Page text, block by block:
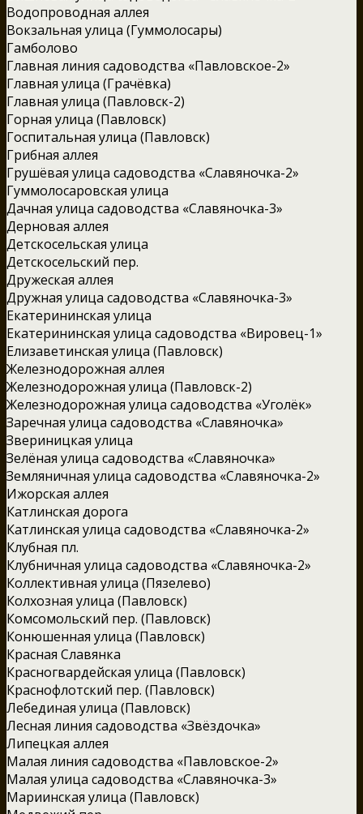
Водопроводная аллея
Вокзальная улица (Гуммолосары)
Гамболово
Главная линия садоводства «Павловское-2»
Главная улица (Грачёвка)
Главная улица (Павловск-2)
Горная улица (Павловск)
Госпитальная улица (Павловск)
Грибная аллея
Грушёвая улица садоводства «Славяночка-2»
Гуммолосаровская улица
Дачная улица садоводства «Славяночка-3»
Дерновая аллея
Детскосельская улица
Детскосельский пер.
Дружеская аллея
Дружная улица садоводства «Славяночка-3»
Екатерининская улица
Екатерининская улица садоводства «Вировец-1»
Елизаветинская улица (Павловск)
Железнодорожная аллея
Железнодорожная улица (Павловск-2)
Железнодорожная улица садоводства «Уголёк»
Заречная улица садоводства «Славяночка»
Звериницкая улица
Зелёная улица садоводства «Славяночка»
Земляничная улица садоводства «Славяночка-2»
Ижорская аллея
Катлинская дорога
Катлинская улица садоводства «Славяночка-2»
Клубная пл.
Клубничная улица садоводства «Славяночка-2»
Коллективная улица (Пязелево)
Колхозная улица (Павловск)
Комсомольский пер. (Павловск)
Конюшенная улица (Павловск)
Красная Славянка
Красногвардейская улица (Павловск)
Краснофлотский пер. (Павловск)
Лебединая улица (Павловск)
Лесная линия садоводства «Звёздочка»
Липецкая аллея
Малая линия садоводства «Павловское-2»
Малая улица садоводства «Славяночка-3»
Мариинская улица (Павловск)